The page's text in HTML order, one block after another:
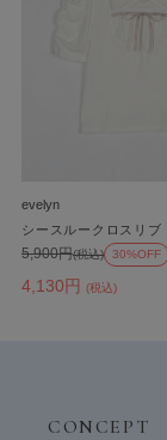
evelyn
シースルークロスリブ
4,130円 (税込)
5,900円(税込) 30%OFF
CONCEPT